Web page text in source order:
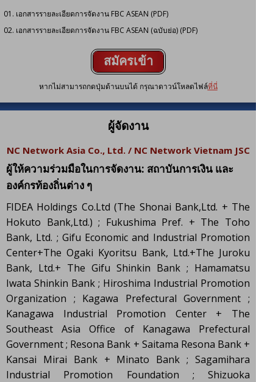
สินค้า
สมัครเข้า
ร่วมแสดง
สินค้า
01. เอกสารรายละเอียดการจัดงาน FBC ASEAN (PDF)
02. เอกสารรายละเอียดการจัดงาน FBC ASEAN (ฉบับย่อ) (PDF)
หากไม่สามารถกดปุ่มด้านบนได้ กรุณาดาวน์โหลดไฟล์ที่นี่
ผู้จัดงาน
ผู้ให้ความร่วมมือในการจัดงาน: สถาบันการเงิน และ
องค์กรท้องถิ่นต่าง ๆ
NC Network Asia Co., Ltd. / NC Network Vietnam JSC
FIDEA Holdings Co.Ltd (The Shonai Bank,Ltd. + The
Hokuto Bank,Ltd.) ; Fukushima Pref. + The Toho
Bank, Ltd. ; Gifu Economic and Industrial Promotion
Center+The Ogaki Kyoritsu Bank, Ltd.+The Juroku
Bank, Ltd.+ The Gifu Shinkin Bank ; Hamamatsu
Iwata Shinkin Bank ; Hiroshima Industrial Promotion
Organization ; Kagawa Prefectural Government ;
Kanagawa Industrial Promotion Center + The
Southeast Asia Office of Kanagawa Prefectural
Government ; Resona Bank + Saitama Resona Bank +
Kansai Mirai Bank + Minato Bank ; Sagamihara
Industrial Promotion Foundation ; Shizuoka